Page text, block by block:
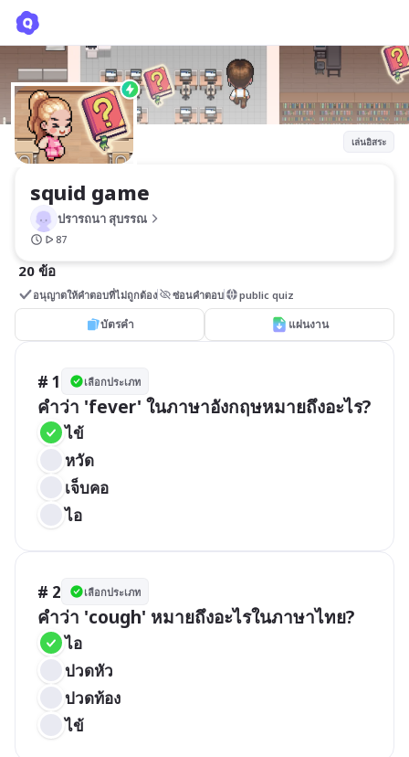
เล่นอิสระ
squid game
ปรารถนา สุบรรณ
87
20 ข้อ
อนุญาตให้คำตอบที่ไม่ถูกต้อง ซ่อนคำตอบ public quiz
บัตรคำ แผ่นงาน
# 1 เลือกประเภท
คำว่า 'fever' ในภาษาอังกฤษหมายถึงอะไร?
ไข้
หวัด
เจ็บคอ
ไอ
# 2 เลือกประเภท
คำว่า 'cough' หมายถึงอะไรในภาษาไทย?
ไอ
ปวดหัว
ปวดท้อง
ไข้